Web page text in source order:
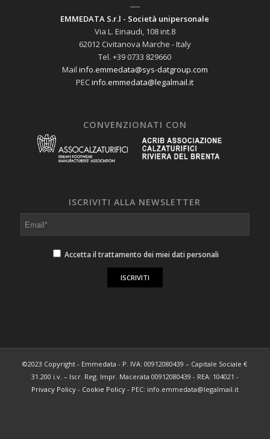
----
EMMEDATA S.r.l - Società unipersonale
Via L. Einaudi, 108 int.8
62012 Civitanova Marche - Italy
Tel. +39 0733 829660
Mail info.emmedata@sys-datgroup.com
PECinfo.emmedata@legalmail.it
CONVENZIONATI CON
ISCRIVITI ALLA NEWSLETTER
Accetta il trattamento dei miei dati personali
©2023 Copyright - Emmedata - P. IVA: 00912080439 – Capitale Sociale €
31.200 i.v. – Iscr. Reg. Impr. Macerata 00912080439 - REA: 104021 -
Privacy Policy- Cookie Policy- PEC: info.emmedata@legalmail.it